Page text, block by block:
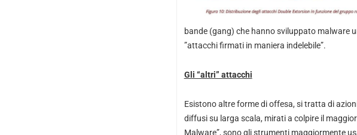
bande (gang) che hanno sviluppato malware
”attacchi firmati in maniera indelebile”.
Gli “altri” attacchi
Esistono altre forme di offesa, si tratta di
diffusi su larga scala, mirati a colpire il
Malware”, sono gli strumenti maggiormente